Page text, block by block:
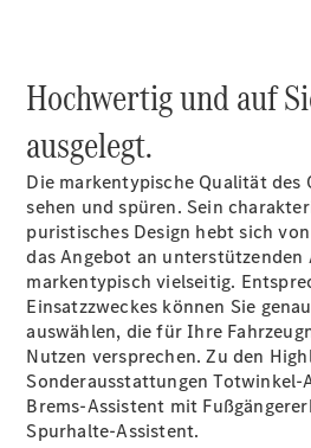
Probefahrt
Mercedes-
Benz Store
Marco Polo
Alle Vans
Marco Polo
Horizon
Hochwertig und auf
ausgelegt.
Die markentypische Qualität des
sehen und spüren. Sein
puristisches Design hebt sich
das Angebot an unterstützenden
markentypisch vielseitig.
Einsatzzweckes können Sie
auswählen, die für Ihre
Nutzen versprechen. Zu den
Sonderausstattungen
Brems-Assistent mit
Spurhalte-Assistent.